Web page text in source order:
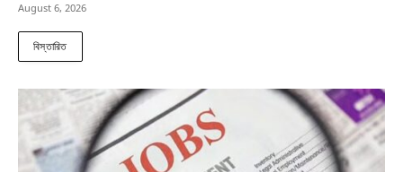
August 6, 2026
বিস্তারিত